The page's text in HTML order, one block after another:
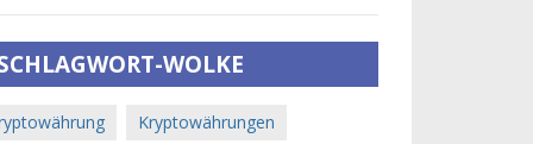
WOLKE
Kryptowährungen